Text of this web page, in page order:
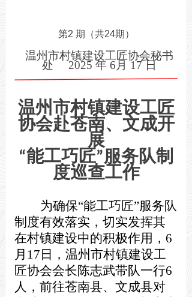
第2 期（共24期 ）
温州市村镇建设工匠协会秘书
处 2025 年 6月17 日
温州市村镇建设工匠
协会赴苍南、文成开
展
“能工巧匠”服务队制
度巡查工作
为确保“能工巧匠”服务队
制度有效落实，切实发挥其
在村镇建设中的积极作用，6
月17日，温州市村镇建设工
匠协会会长陈志武带队一行6
人，前往苍南县、文成县对